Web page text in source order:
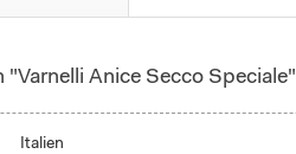
Anice Secco Speciale"
Italien